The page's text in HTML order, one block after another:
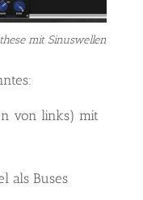
mit Sinuswellen
von links) mit
als Buses